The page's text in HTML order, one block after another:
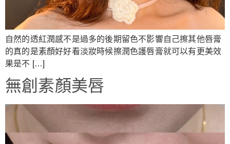
自然的透紅潤感不是過多的後期留色不影響自己擦其他唇膏
的真的是素顏好好看淡妝時候擦潤色護唇膏就可以有更美效
果是不 […]
無創素顏美唇